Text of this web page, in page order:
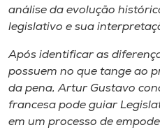
A+
A-
análise da evolução
legislativo e sua
Após identificar as
possuem no que tange ao
da pena, Artur Gustavo
francesa pode guiar
em um processo de